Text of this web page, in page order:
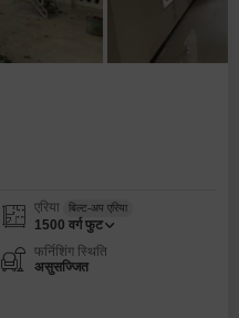
एरिया बिल्ट-अप एरिया
1500 वर्ग फुट
फर्निशिंग स्थिति
असुसज्जित